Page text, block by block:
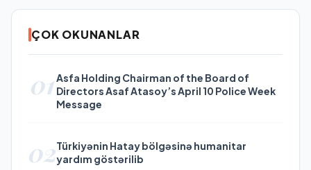
ÇOK OKUNANLAR
01Asfa Holding Chairman of the Board of
Directors Asaf Atasoy’s April 10 Police Week
Message
02Türkiyənin Hatay bölgəsinə humanitar
yardım göstərilib